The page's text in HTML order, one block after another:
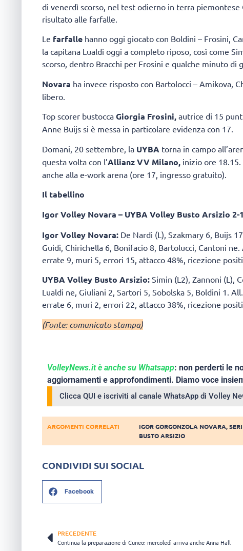
di venerdì scorso, nel test odierno in terra
risultato alle farfalle.
Le farfalle hanno oggi giocato con Boldini – Frosini,
la capitana Lualdi oggi a completo riposo, così come
scorso, dentro Bracchi per Frosini e qualche minuto di
Novara ha invece risposto con Bartolocci – Amikova,
libero.
Top scorer bustocca Giorgia Frosini, autrice di 15
Anne Buijs si è messa in particolare evidenza con 17.
Domani, 20 settembre, la UYBA torna in campo
questa volta con l’Allianz VV Milano, inizio ore
anche alla e-work arena (ore 17, ingresso gratuito).
Il tabellino
Igor Volley Novara – UYBA Volley Busto Arsizio 2-
Igor Volley Novara: De Nardi (L), Szakmary 6, Buijs
Guidi, Chirichella 6, Bonifacio 8, Bartolucci, Cantoni
errate 9, muri 5, errori 15, attacco 48%, ricezione
UYBA Volley Busto Arsizio: Simin (L2), Zannoni (L),
Lualdi ne, Giuliani 2, Sartori 5, Sobolska 5, Boldini 1.
errate 6, muri 2, errori 22, attacco 38%, ricezione
(Fonte: comunicato stampa)
VolleyNews.it è anche su Whatsapp: non perderti le
aggiornamenti e approfondimenti. Diamo voce
Clicca QUI e iscriviti al canale WhatsApp di Volley
ARGOMENTI CORRELATI IGOR GORGONZOLA NOVARA,
BUSTO ARSIZIO
CONDIVIDI SUI SOCIAL
Facebook
PRECEDENTE
Continua la preparazione di Cuneo: mercoledì arriva anche Anna Hall